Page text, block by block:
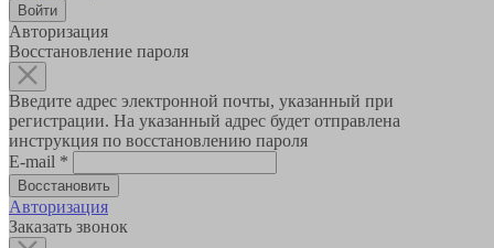
Авторизация
Восстановление пароля
Введите адрес электронной почты, указанный при
регистрации. На указанный адрес будет отправлена
инструкция по восстановлению пароля
E-mail *
Авторизация
Заказать звонок